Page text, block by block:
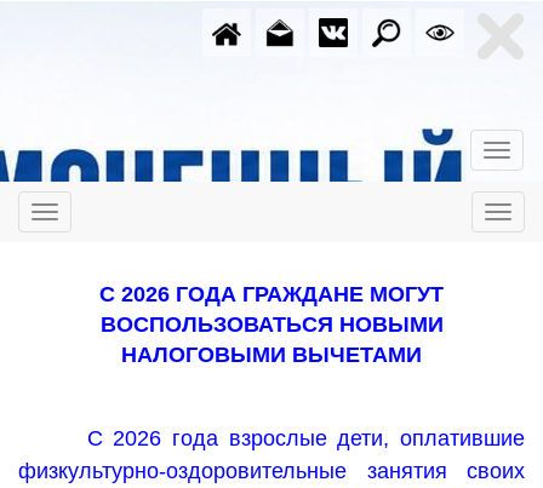
С 2026 ГОДА ГРАЖДАНЕ МОГУТ
ВОСПОЛЬЗОВАТЬСЯ НОВЫМИ
НАЛОГОВЫМИ ВЫЧЕТАМИ
С 2026 года взрослые дети, оплатившие
физкультурно-оздоровительные занятия своих